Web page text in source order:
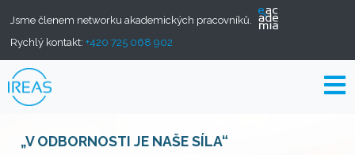
Jsme členem networku akademických pracovníků.
Rychlý kontakt: +420 725 068 902
„V ODBORNOSTI JE NAŠE SÍLA“